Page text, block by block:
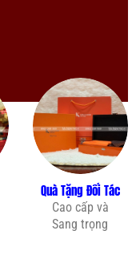
Quà Tặng Đối Tác
Cao cấp và
Sang trọng